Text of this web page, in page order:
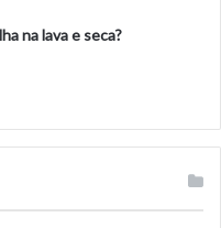
na lava e seca?